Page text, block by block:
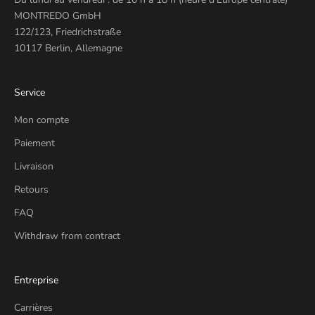
MONTREDO GmbH
122/123, Friedrichstraße
10117 Berlin, Allemagne
Service
Mon compte
Paiement
Livraison
Retours
FAQ
Withdraw from contract
Entreprise
Carrières